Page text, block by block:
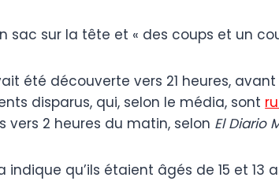
sac sur la tête et « des coups et un
été découverte vers 21 heures,
disparus, qui, selon le média, sont
2 heures du matin, selon El Diario
qu’ils étaient âgés de 15 et